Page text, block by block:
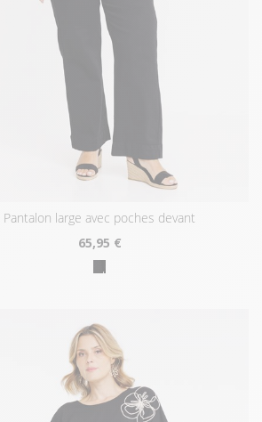
pantalon large avec poches devant
65,95 €